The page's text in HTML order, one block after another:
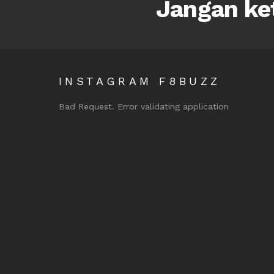
Jangan
INSTAGRAM F8BUZZ
Bad Request. Error validating application